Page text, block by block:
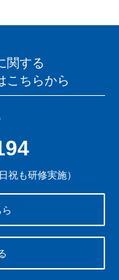
関する
こちらから
も研修実施）